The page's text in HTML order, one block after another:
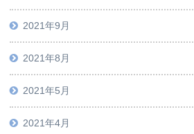
2021年9月
2021年8月
2021年5月
2021年4月